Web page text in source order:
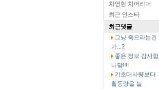
차영현 치어리더
최근 인스타
최근댓글
그냥 죽으라는건
가...?
좋은 정보 감사합
니당!!!!
기초대사량보다
활동량을 늘